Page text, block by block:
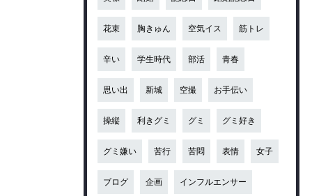
花束 胸きゅん 空気イス 筋トレ
辛い 学生時代 部活 青春
思い出 新城 空撮 お手伝い
操縦 利きグミ グミ グミ好き
グミ嫌い 苦行 苦悶 表情 女子
ブログ 企画 インフルエンサー